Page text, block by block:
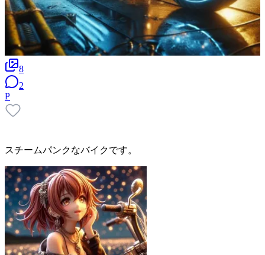
8
2
P
スチームパンクなバイクです。